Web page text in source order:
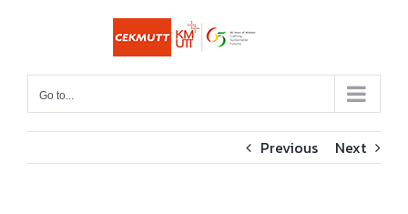
Go to...
Previous Next